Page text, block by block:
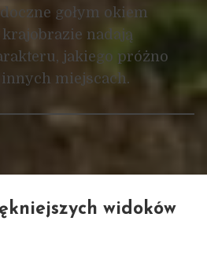
gołym okiem
krajobrazie nadają
jakiego próżno
miejscach.
widoków